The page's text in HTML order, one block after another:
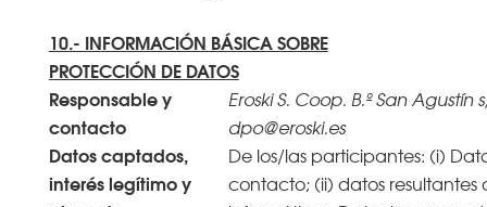
10.- INFORMACIÓN BÁSICA SOBRE
PROTECCIÓN DE DATOS
Responsable y
contacto
Eroski S. Coop. B.º San Agustín
dpo@eroski.es
Datos captados,
interés legítimo y
De los/las participantes: (i)
contacto; (ii) datos resultantes